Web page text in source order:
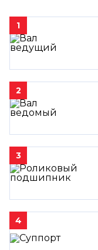
1
2
3
4